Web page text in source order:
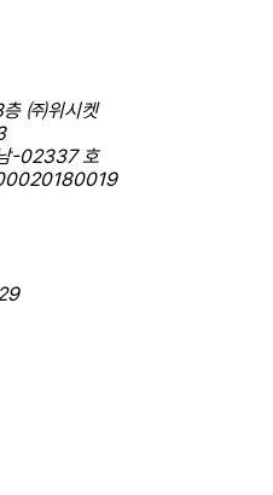
층 ㈜위시켓
-02337 호